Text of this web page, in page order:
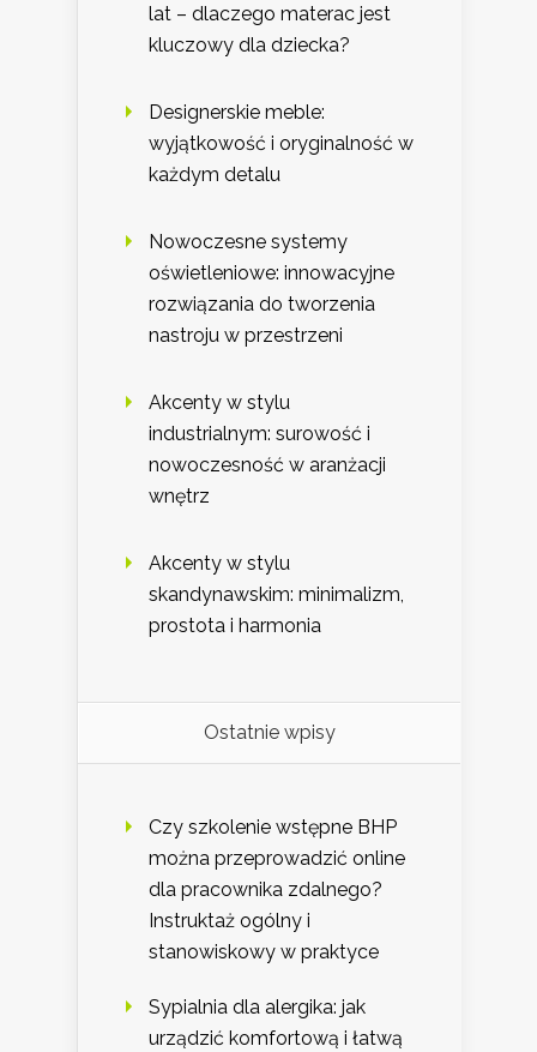
lat – dlaczego materac jest
kluczowy dla dziecka?
Designerskie meble:
wyjątkowość i oryginalność w
każdym detalu
Nowoczesne systemy
oświetleniowe: innowacyjne
rozwiązania do tworzenia
nastroju w przestrzeni
Akcenty w stylu
industrialnym: surowość i
nowoczesność w aranżacji
wnętrz
Akcenty w stylu
skandynawskim: minimalizm,
prostota i harmonia
Ostatnie wpisy
Czy szkolenie wstępne BHP
można przeprowadzić online
dla pracownika zdalnego?
Instruktaż ogólny i
stanowiskowy w praktyce
Sypialnia dla alergika: jak
urządzić komfortową i łatwą